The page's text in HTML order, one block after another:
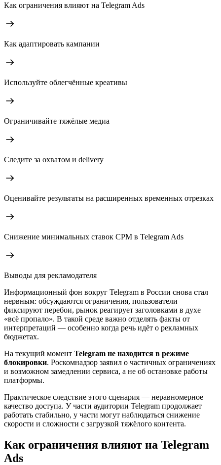
Как ограничения влияют на Telegram Ads
Как адаптировать кампании
Используйте облегчённые креативы
Ограничивайте тяжёлые медиа
Следите за охватом и delivery
Оценивайте результаты на расширенных временных отрезках
Снижение минимальных ставок CPM в Telegram Ads
Выводы для рекламодателя
Информационный фон вокруг Telegram в России снова стал
нервным: обсуждаются ограничения, пользователи
фиксируют перебои, рынок реагирует заголовками в духе
«всё пропало». В такой среде важно отделять факты от
интерпретаций — особенно когда речь идёт о рекламных
бюджетах.
На текущий момент Telegram не находится в режиме
блокировки. Роскомнадзор заявил о частичных ограничениях
и возможном замедлении сервиса, а не об остановке работы
платформы.
Практическое следствие этого сценария — неравномерное
качество доступа. У части аудитории Telegram продолжает
работать стабильно, у части могут наблюдаться снижение
скорости и сложности с загрузкой тяжёлого контента.
Как ограничения влияют на Telegram
Ads